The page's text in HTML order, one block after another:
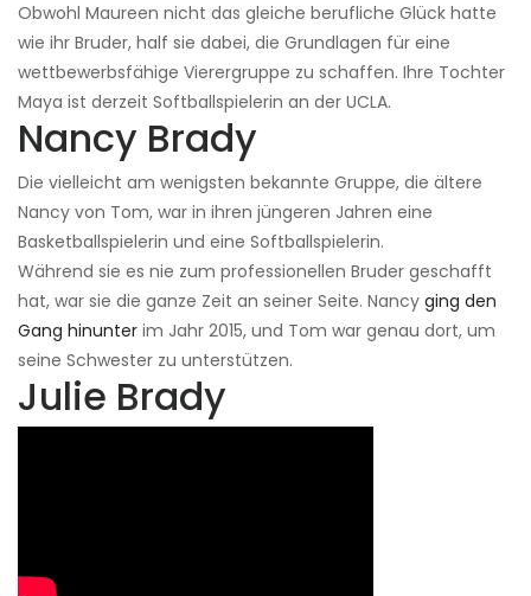
Obwohl Maureen nicht das gleiche berufliche Glück hatte
wie ihr Bruder, half sie dabei, die Grundlagen für eine
wettbewerbsfähige Vierergruppe zu schaffen. Ihre Tochter
Maya ist derzeit Softballspielerin an der UCLA.
Nancy Brady
Die vielleicht am wenigsten bekannte Gruppe, die ältere
Nancy von Tom, war in ihren jüngeren Jahren eine
Basketballspielerin und eine Softballspielerin.
Während sie es nie zum professionellen Bruder geschafft
hat, war sie die ganze Zeit an seiner Seite. Nancy ging den
Gang hinunter im Jahr 2015, und Tom war genau dort, um
seine Schwester zu unterstützen.
Julie Brady